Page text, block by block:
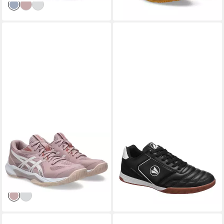
ASICSGEL-TACTIC 13
Hallenschuh
ab 74,99 €
UVP110,00 €
-32%
JAKO
J-Yard Pro Hallenschuh
ab 32,99 € UVP39,95 €
-17%